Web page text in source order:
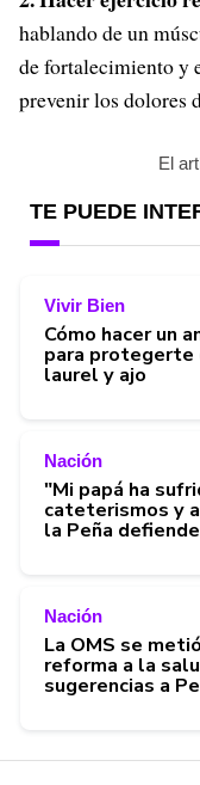
hablando de un
de fortalecimiento y
prevenir los dolores
El
TE PUEDE
Vivir Bien
Cómo hacer un
para protegerte
laurel y ajo
Nación
"Mi papá ha
cateterismos y
la Peña defiende
Nación
La OMS se
reforma a la
sugerencias a